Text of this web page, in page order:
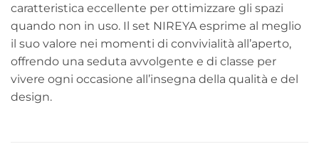
caratteristica eccellente per ottimizzare gli spazi
quando non in uso. Il set NIREYA esprime al meglio
il suo valore nei momenti di convivialità all’aperto,
offrendo una seduta avvolgente e di classe per
vivere ogni occasione all’insegna della qualità e del
design.